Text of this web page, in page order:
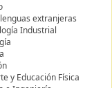
extranjeras
Industrial
y Educación Física